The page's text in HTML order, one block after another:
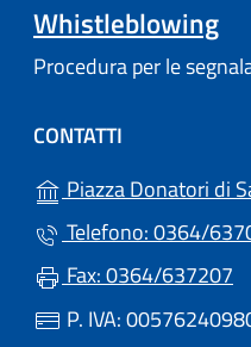
Whistleblowing
Procedura per le
CONTATTI
Piazza Donatori di
Telefono: 0364/
Fax: 0364/637207
P. IVA: